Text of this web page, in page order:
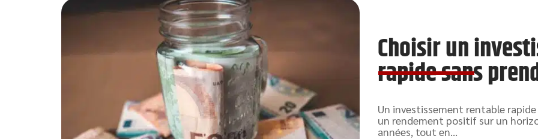
Choisir un
rapide sans
Un investissement rentable
un rendement positif sur un
années, tout en…